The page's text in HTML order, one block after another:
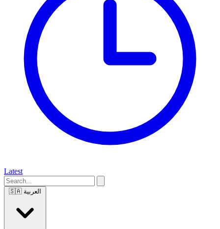
Latest
🇸🇦 العربية